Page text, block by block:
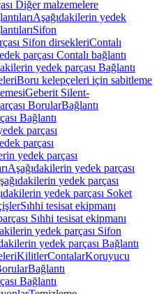
Diğer malzemelere
Aşağıdakilerin yedek
Sifon
Sifon dirsekleriContalı
parçası Contalı bağlantı
yedek parçası Bağlantı
Boru kelepçeleri için sabitleme
Geberit Silent-
BorularBağlantı
Bağlantı
parçası
parçası
yedek parçası
Aşağıdakilerin yedek parçası
yedek parçası
yedek parçası Soket
Sıhhi tesisat ekipmanı
Sıhhi tesisat ekipmanı
yedek parçası Sifon
yedek parçası Bağlantı
KilitlerContalarKoruyucu
Bağlantı
Bağlantı